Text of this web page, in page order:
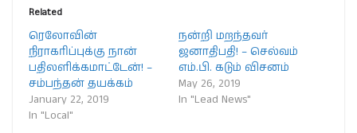
Related
ரெலோவின்
நிராகரிப்புக்கு நான்
பதிலளிக்கமாட்டேன்! –
சம்பந்தன் தயக்கம்
January 22, 2019
In "Local"
நன்றி மறந்தவர்
ஜனாதிபதி! – செல்வம்
எம்.பி. கடும் விசனம்
May 26, 2019
In "Lead News"